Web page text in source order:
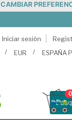
CAMBIAR
Iniciar sesión
EUR ESPAÑA
0